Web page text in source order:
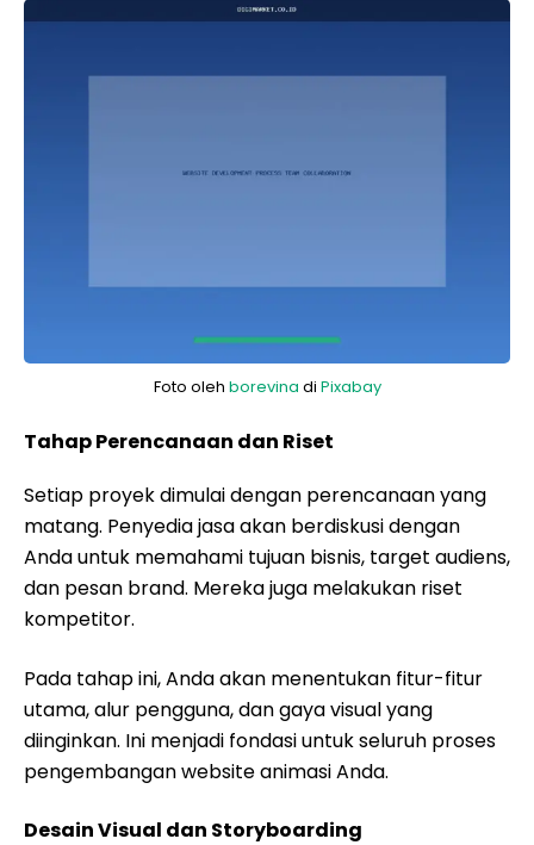
Foto oleh borevina di Pixabay
Tahap Perencanaan dan Riset
Setiap proyek dimulai dengan perencanaan yang
matang. Penyedia jasa akan berdiskusi dengan
Anda untuk memahami tujuan bisnis, target audiens,
dan pesan brand. Mereka juga melakukan riset
kompetitor.
Pada tahap ini, Anda akan menentukan fitur-fitur
utama, alur pengguna, dan gaya visual yang
diinginkan. Ini menjadi fondasi untuk seluruh proses
pengembangan website animasi Anda.
Desain Visual dan Storyboarding